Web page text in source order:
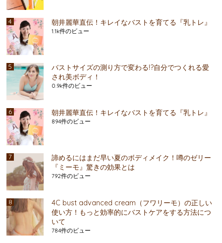
朝井麗華直伝！キレイなバストを育てる『乳トレ』
1.1k件のビュー
バストサイズの測り方で変わる!?自分でつくれる愛
され美ボディ！
0.9k件のビュー
朝井麗華直伝！キレイなバストを育てる『乳トレ』
894件のビュー
諦めるにはまだ早い夏のボディメイク！噂のゼリー
『ミーモ』驚きの効果とは
792件のビュー
4C bust advanced cream（フワリーモ）の正しい
使い方！もっと効率的にバストケアをする方法につ
いて
784件のビュー